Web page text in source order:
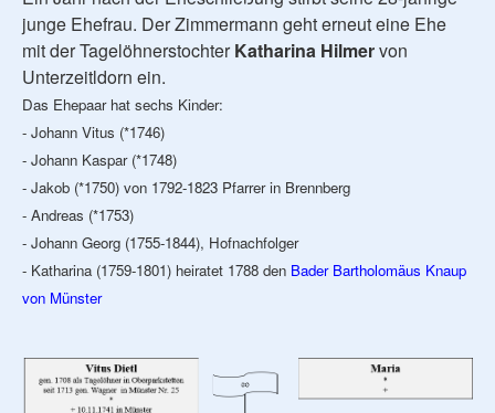
junge Ehefrau. Der Zimmermann geht erneut eine Ehe
mit der TagelöhnerstochterKatharina Hilmervon
Unterzeitldorn ein.
Das Ehepaar hat sechs Kinder:
- Johann Vitus (*1746)
- Johann Kaspar (*1748)
- Jakob (*1750) von 1792-1823 Pfarrer in Brennberg
- Andreas (*1753)
- Johann Georg (1755-1844), Hofnachfolger
- Katharina (1759-1801) heiratet 1788 den Bader Bartholomäus Knaup
von Münster